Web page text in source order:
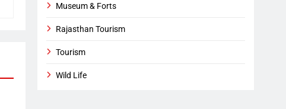
Museum & Forts
Rajasthan Tourism
Tourism
Wild Life